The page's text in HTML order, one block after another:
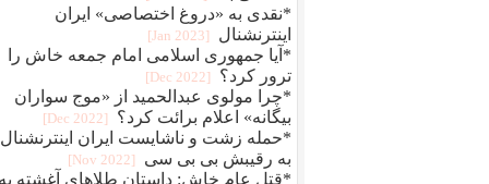
*نقدی به «دروغ اختصاصی» ایران
اینترنشنال
[2023 Jan]
*آیا جمهوری اسلامی امام جمعه خاش را
ترور کرد؟
[2022 Dec]
*چرا مولوی عبدالحمید از «موج سواران
بیگانه» اعلام برائت کرد؟
[2022 Dec]
*حمله زشت و ناشایست ایران اینترنشنال
به رقیبش بی بی سی
[2022 Nov]
*قتل عام خاش: داستان طلاهای آغشته